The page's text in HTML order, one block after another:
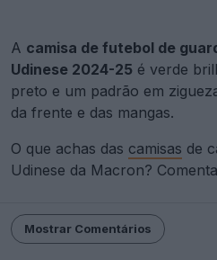
A camisa de futebol de
Udinese 2024-25 é verde
preto e um padrão em
da frente e das mangas.
O que achas das camisas de
Udinese da Macron?
Mostrar Comentários